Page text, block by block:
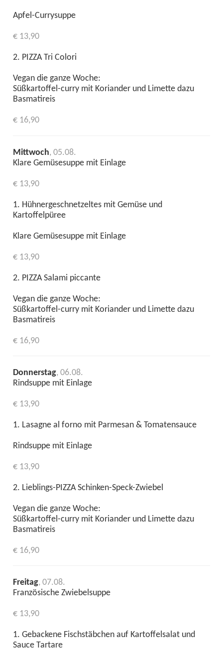
Apfel-Currysuppe
€ 13,90
2. PIZZA Tri Colori
Vegan die ganze Woche:
Süßkartoffel-curry mit Koriander und Limette dazu
Basmatireis
€ 16,90
Mittwoch, 05.08.
Klare Gemüsesuppe mit Einlage
€ 13,90
1. Hühnergeschnetzeltes mit Gemüse und
Kartoffelpüree
Klare Gemüsesuppe mit Einlage
€ 13,90
2. PIZZA Salami piccante
Vegan die ganze Woche:
Süßkartoffel-curry mit Koriander und Limette dazu
Basmatireis
€ 16,90
Donnerstag, 06.08.
Rindsuppe mit Einlage
€ 13,90
1. Lasagne al forno mit Parmesan & Tomatensauce
Rindsuppe mit Einlage
€ 13,90
2. Lieblings-PIZZA Schinken-Speck-Zwiebel
Vegan die ganze Woche:
Süßkartoffel-curry mit Koriander und Limette dazu
Basmatireis
€ 16,90
Freitag, 07.08.
Französische Zwiebelsuppe
€ 13,90
1. Gebackene Fischstäbchen auf Kartoffelsalat und
Sauce Tartare